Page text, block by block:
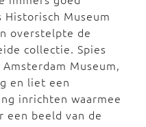
Museum
overstelpte de
collectie. Spies
Museum,
en liet een
inrichten waarmee
een beeld van de